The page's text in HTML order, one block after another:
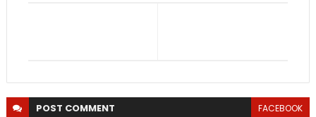
POST COMMENT FACEBOOK